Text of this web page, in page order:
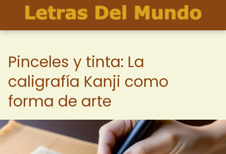
Pinceles y tinta: La
caligrafía Kanji como
forma de arte